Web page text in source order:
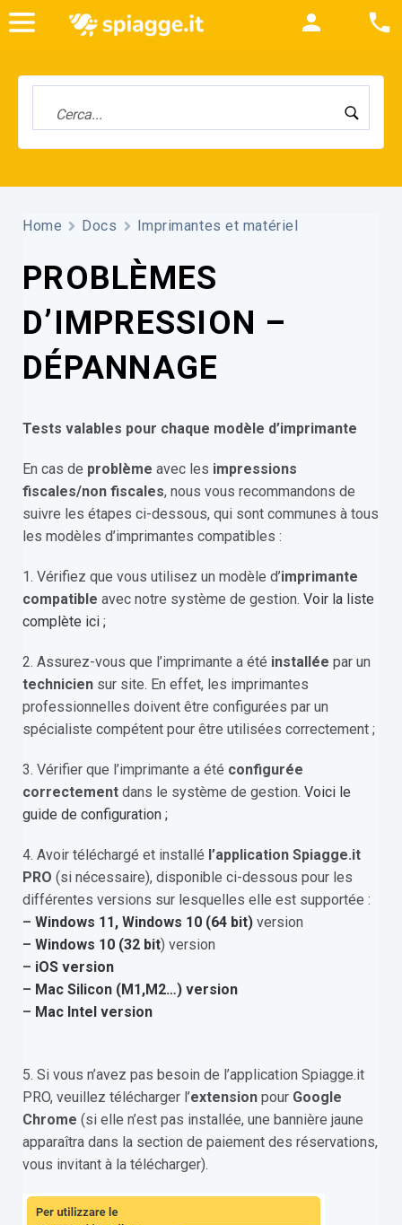
Home Docs Imprimantes et matériel
PROBLÈMES
D’IMPRESSION –
DÉPANNAGE
Tests valables pour chaque modèle d’imprimante
En cas de problème avec les impressions
fiscales/non fiscales, nous vous recommandons de
suivre les étapes ci-dessous, qui sont communes à tous
les modèles d’imprimantes compatibles :
1. Vérifiez que vous utilisez un modèle d’imprimante
compatible avec notre système de gestion. Voir la liste
complète ici ;
2. Assurez-vous que l’imprimante a été installée par un
technicien sur site. En effet, les imprimantes
professionnelles doivent être configurées par un
spécialiste compétent pour être utilisées correctement ;
3. Vérifier que l’imprimante a été configurée
correctement dans le système de gestion. Voici le
guide de configuration ;
4. Avoir téléchargé et installé l’application Spiagge.it
PRO (si nécessaire), disponible ci-dessous pour les
différentes versions sur lesquelles elle est supportée :
– Windows 11, Windows 10 (64 bit) version
– Windows 10 (32 bit) version
– iOS version
– Mac Silicon (M1,M2…) version
– Mac Intel version
5. Si vous n’avez pas besoin de l’application Spiagge.it
PRO, veuillez télécharger l’extension pour Google
Chrome (si elle n’est pas installée, une bannière jaune
apparaîtra dans la section de paiement des réservations,
vous invitant à la télécharger).